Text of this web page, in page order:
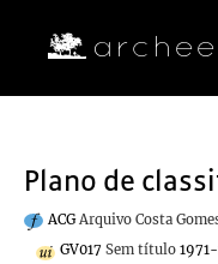
Plano de
ACG Arquivo Costa
GV017 Sem título